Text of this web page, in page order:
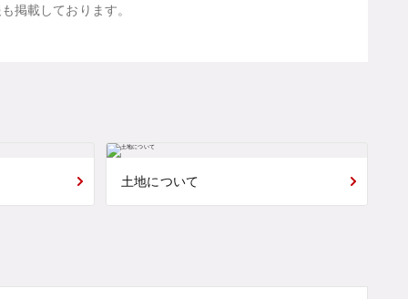
掲載しております。
土地について